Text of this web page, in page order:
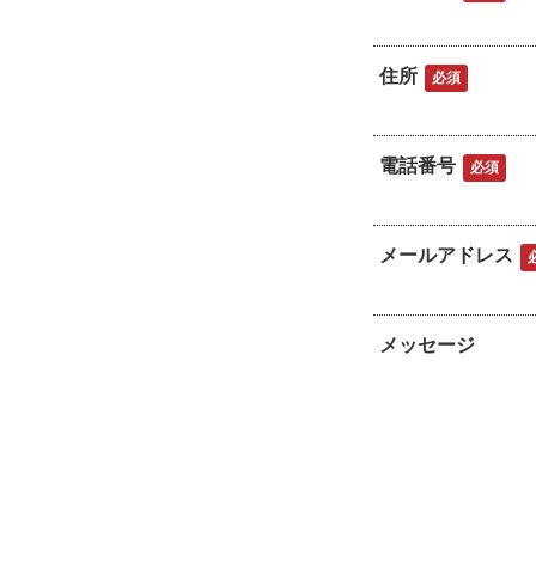
住所 必須
電話番号 必須
メールアドレス
メッセージ